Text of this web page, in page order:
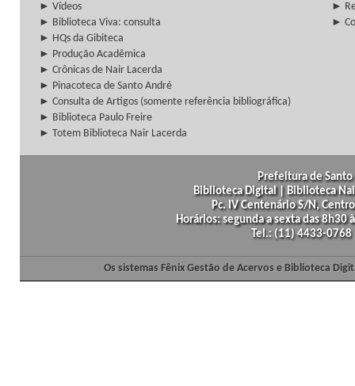
► Vídeos
►
► Biblioteca Viva: consulta
►
► HQs da Gibiteca
► Produção Acadêmica
► Crônicas de Nair Lacerda
► Pinacoteca de Santo André
► Consulta de Artigos (somente referência bibliográfica)
► Biblioteca Paulo Freire
► Totem Biblioteca Nair Lacerda
Prefeitura de
Biblioteca Digital | Biblioteca
Pc. IV Centenário S/N,
Horários: segunda a sexta das
Tel.: (11) 4433-
Os sistemas Fênix Gestão de Acervos e Biblioteca